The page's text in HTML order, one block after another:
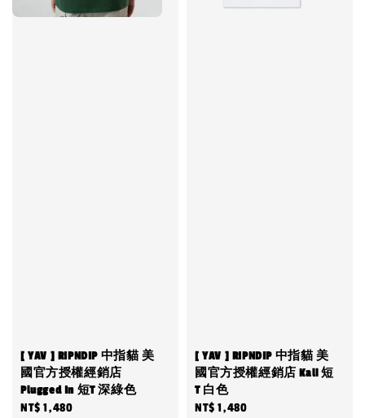
[ YAV ] RIPNDIP 中指貓 美
國官方授權經銷店
Plugged In 短T 深綠色
Regular
NT$ 1,480
[ YAV ] RIPNDIP 中指貓 美
國官方授權經銷店 Kali 短
T 白色
Regular
NT$ 1,480